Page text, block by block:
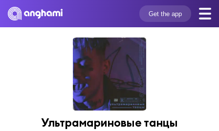
Get the app
Ультрамариновые танцы